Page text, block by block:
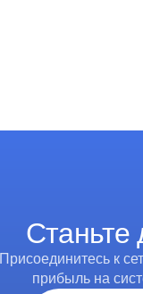
Присоединитесь к
прибыль на